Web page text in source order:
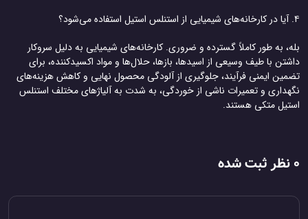
به طور کاملاً گسترده و ضروری. کارخانه‌های شیمیایی به دلیل سروکار
با طیف وسیعی از اسیدها، بازها، حلال‌ها و مواد اکسیدکننده، برای
ایمنی فرآیند، جلوگیری از آلودگی محصول نهایی و کاهش هزینه‌های
و تعمیرات ناشی از خوردگی، به شدت به آلیاژهای مختلف استنلس
متکی هستند.